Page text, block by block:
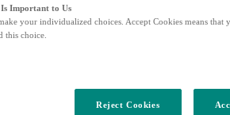
Is Important to Us
your individualized choices. Accept Cookies means that
this choice.
Reject Cookies